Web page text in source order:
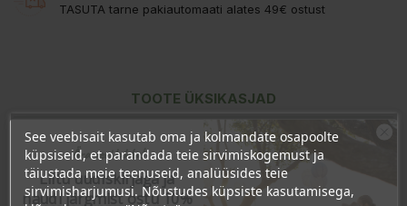
TASUTA tarne pakiautomaati alates 49€ ostust
TOOTE ÜKSIKASJAD
KLIENDI KOMMENTAARID
See veebisait kasutab oma ja kolmandate osapoolte
küpsiseid, et parandada teie sirvimiskogemust ja
täiustada meie teenuseid, analüüsides teie
sirvimisharjumusi. Nõustudes küpsiste kasutamisega,
Ära veel lahku!
Liitu uudiskirjaga ja
naudi järgmist ostu 10%